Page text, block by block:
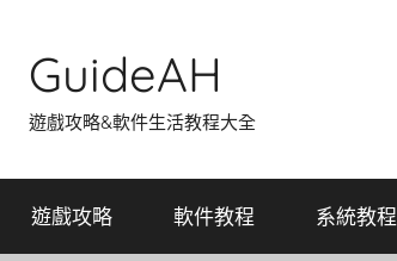
content
GuideAH
遊戲攻略&軟件生活教程大全
遊戲攻略 軟件教程 系統教程